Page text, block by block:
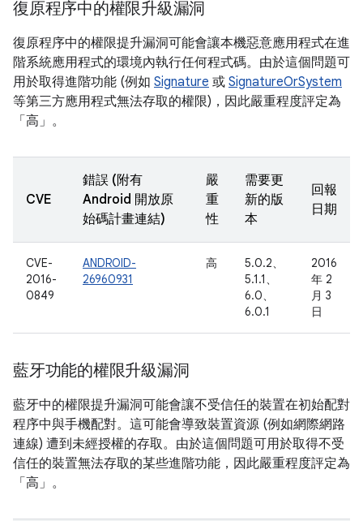
復原程序中的權限升級漏洞
復原程序中的權限提升漏洞可能會讓本機惡意應用程式在進
階系統應用程式的環境內執行任何程式碼。由於這個問題可
用於取得進階功能 (例如 Signature 或 SignatureOrSystem
等第三方應用程式無法存取的權限)，因此嚴重程度評定為
「高」。
CVE
錯誤 (附有
Android 開放原
始碼計畫連結)
嚴
重
性
需要更
新的版
本
回報
日期
CVE-
2016-
0849
ANDROID-
26960931
高
5.0.2、
5.1.1、
6.0、
6.0.1
2016
年 2
月 3
日
藍牙功能的權限升級漏洞
藍牙中的權限提升漏洞可能會讓不受信任的裝置在初始配對
程序中與手機配對。這可能會導致裝置資源 (例如網際網路
連線) 遭到未經授權的存取。由於這個問題可用於取得不受
信任的裝置無法存取的某些進階功能，因此嚴重程度評定為
「高」。